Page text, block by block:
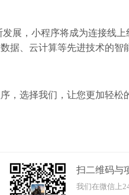
展，小程序将成为连接线
据、云计算等先进技术的
，选择我们，让您更加轻
扫二维码与
我们在微信上